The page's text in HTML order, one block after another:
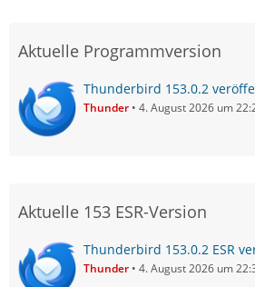
Aktuelle Programmversion
Thunderbird 153.0.2
Thunder 4. August 2026 um
Aktuelle 153 ESR-Version
Thunderbird 153.0.2 ESR
Thunder 4. August 2026 um